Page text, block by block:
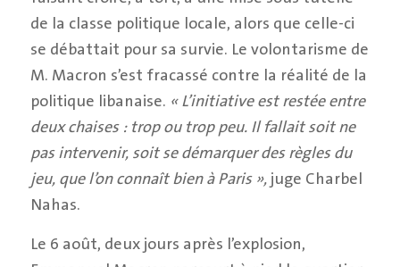
de la classe politique locale, alors que celle-ci
se débattait pour sa survie. Le volontarisme de
M. Macron s’est fracassé contre la réalité de la
politique libanaise. « L’initiative est restée entre
deux chaises : trop ou trop peu. Il fallait soit ne
pas intervenir, soit se démarquer des règles du
jeu, que l’on connaît bien à Paris »,juge Charbel
Nahas.
Le 6 août, deux jours après l’explosion,